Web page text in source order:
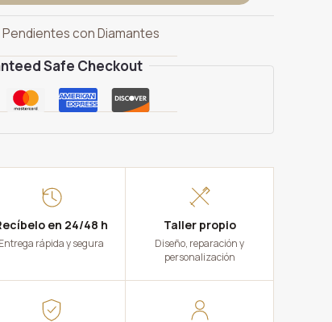
Pendientes con Diamantes
Safe Checkout
en 24/48 h
Entrega rápida y segura
Taller propio
Diseño, reparación y
personalización